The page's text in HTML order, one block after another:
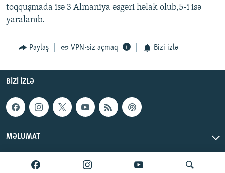
AZADLIQRADIOSU MOBIL TELEFONUNUZDA
XƏBƏR BÜLLETENLƏRIMIZ
RFE/RL-in bütün saytları
toqquşmada isə 3 Almaniya əsgəri həlak olub,5-i isə
yaralanıb.
Paylaş VPN-siz açmaq Bizi izlə
BIZI IZLƏ
MƏLUMAT
AzadlıqRadiosu © 2026 Inc. | Bütün hüquqlar qorunur